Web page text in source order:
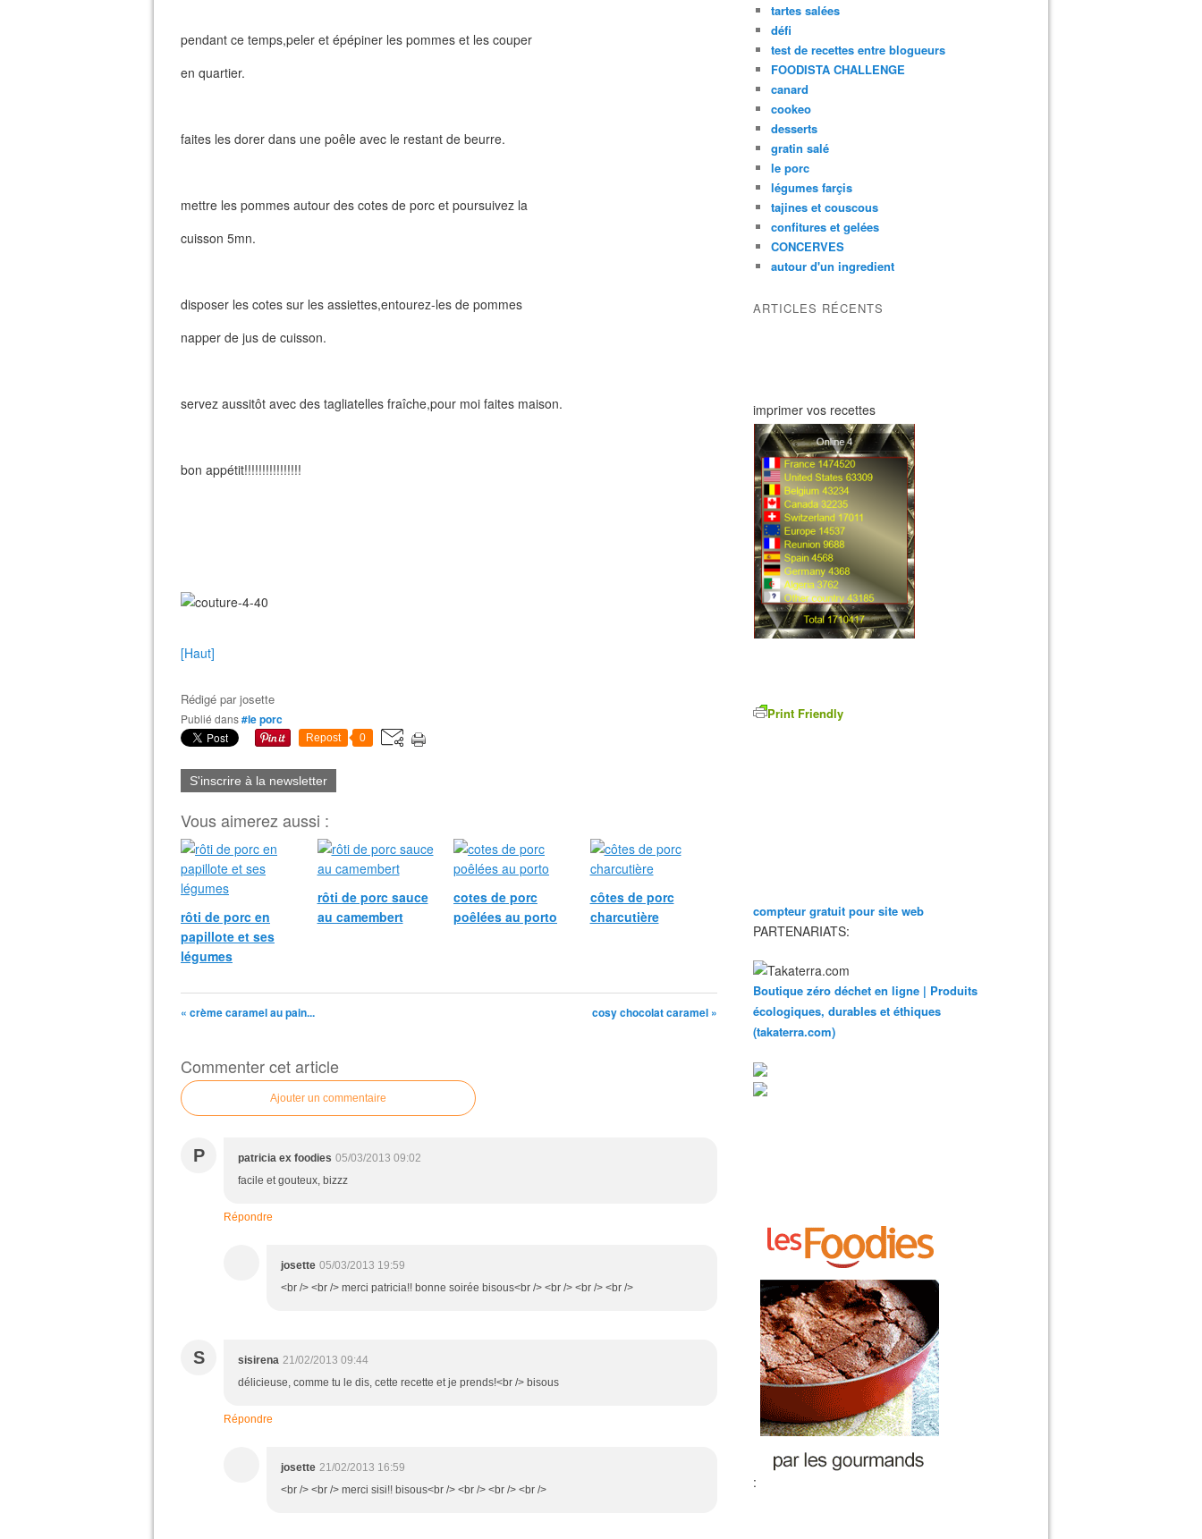
pendant ce temps,peler et épépiner les pommes et les couper
en quartier.
faites les dorer dans une poêle avec le restant de beurre.
mettre les pommes autour des cotes de porc et poursuivez la
cuisson 5mn.
disposer les cotes sur les assiettes,entourez-les de pommes
napper de jus de cuisson.
servez aussitôt avec des tagliatelles fraîche,pour moi faites maison.
bon appétit!!!!!!!!!!!!!!!!
[Haut]
Rédigé parjosette
Publié dans#le porc
Repost 0
S'inscrire à la newsletter
Vous aimerez aussi :
rôti de porc en
papillote et ses
légumes
rôti de porc sauce
au camembert
cotes de porc
poêlées au porto
côtes de porc
charcutière
« crème caramel au pain... cosy chocolat caramel »
Commenter cet article
Ajouter un commentaire
P patricia ex foodies 05/03/2013 09:02
facile et gouteux, bizzz
Répondre
josette 05/03/2013 19:59
<br /> <br /> merci patricia!! bonne soirée bisous<br /> <br /> <br /> <br />
S sisirena 21/02/2013 09:44
délicieuse, comme tu le dis, cette recette et je prends!<br /> bisous
Répondre
josette 21/02/2013 16:59
<br /> <br /> merci sisi!! bisous<br /> <br /> <br /> <br />
tartes salées
défi
test de recettes entre blogueurs
FOODISTA CHALLENGE
canard
cookeo
desserts
gratin salé
le porc
légumes farçis
tajines et couscous
confitures et gelées
CONCERVES
autour d'un ingredient
ARTICLES RÉCENTS
imprimer vos recettes
Print Friendly
compteur gratuit pour site web
PARTENARIATS:
Boutique zéro déchet en ligne | Produits
écologiques, durables et éthiques
(takaterra.com)
: